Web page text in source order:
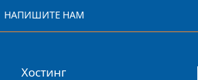
НАПИШИТЕ НАМ
Хостинг